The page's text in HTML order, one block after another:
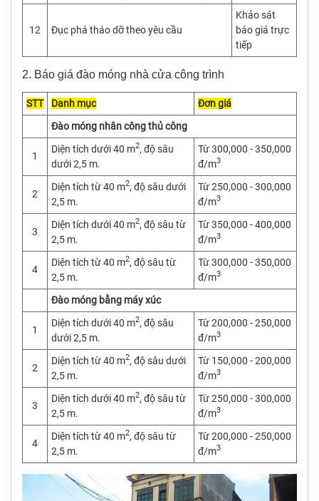
12 Đục phá tháo dỡ theo yêu cầu
Khảo sát
báo giá trực
tiếp
2. Báo giá đào móng nhà cửa công trình
STT Danh mục
Đơn giá
Đào móng nhân công thủ công
1
Diện tích dưới 40 m2, độ sâu
dưới 2,5 m.
Từ 300,000 - 350,000
đ/m3
2
Diện tích từ 40 m2, độ sâu dưới
2,5 m.
Từ 250,000 - 300,000
đ/m3
3
Diện tích dưới 40 m2, độ sâu từ
2,5 m.
Từ 350,000 - 400,000
đ/m3
4
Diện tích từ 40 m2, độ sâu từ
2,5 m.
Từ 300,000 - 350,000
đ/m3
Đào móng bằng máy xúc
1
Diện tích dưới 40 m2, độ sâu
dưới 2,5 m.
Từ 200,000 - 250,000
đ/m3
2
Diện tích từ 40 m2, độ sâu dưới
2,5 m.
Từ 150,000 - 200,000
đ/m3
3
Diện tích dưới 40 m2, độ sâu từ
2,5 m.
Từ 250,000 - 300,000
đ/m3
4
Diện tích từ 40 m2, độ sâu từ
2,5 m.
Từ 200,000 - 250,000
đ/m3